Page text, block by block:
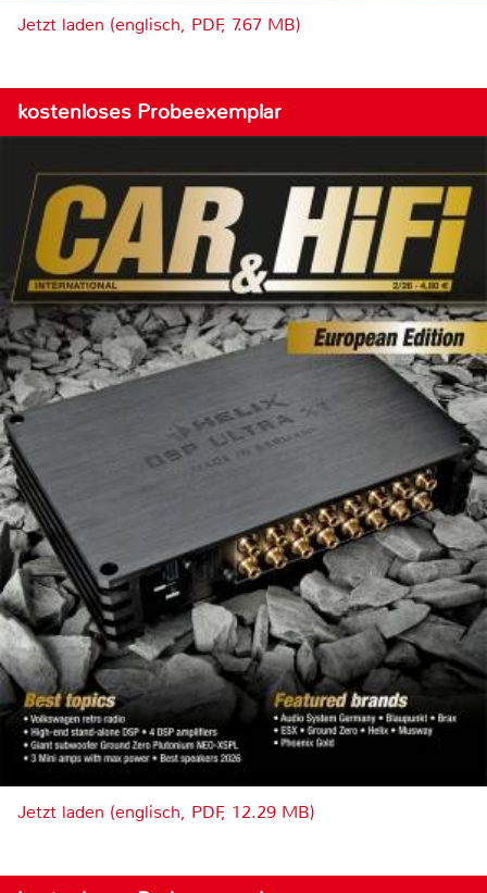
Jetzt laden (englisch, PDF, 7.67 MB)
kostenloses Probeexemplar
Jetzt laden (englisch, PDF, 12.29 MB)